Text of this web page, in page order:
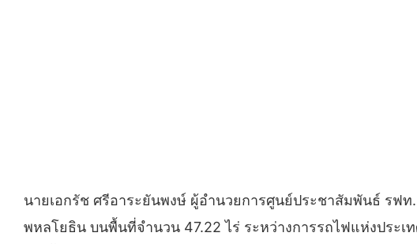
นายเอกรัช ศรีอาระยันพงษ์ ผู้อำนวยการศูนย์ประชาสัมพันธ์ รฟ
พหลโยธิน บนพื้นที่จำนวน 47.22 ไร่ ระหว่างการรถไฟแห่งประ